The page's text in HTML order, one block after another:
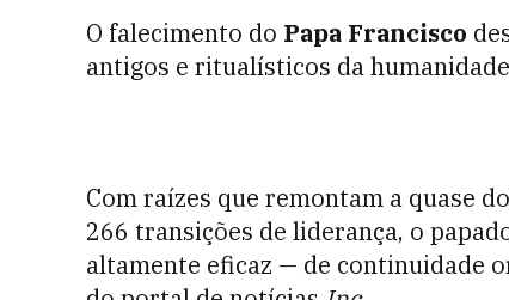
O falecimento do Papa Francisco
antigos e ritualísticos da
Com raízes que remontam a quase
266 transições de liderança, o
altamente eficaz — de continuidade